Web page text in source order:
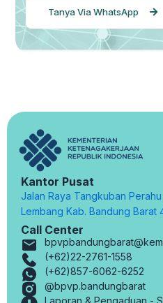
Tanya Via WhatsApp
Kantor Pusat
Jalan Raya Tangkuban
Lembang Kab. Bandung Barat
Call Center
(+62)22-2761-1558
(+62)857-6062-6252
@bpvp.bandungbarat
Laporan & Pengaduan -